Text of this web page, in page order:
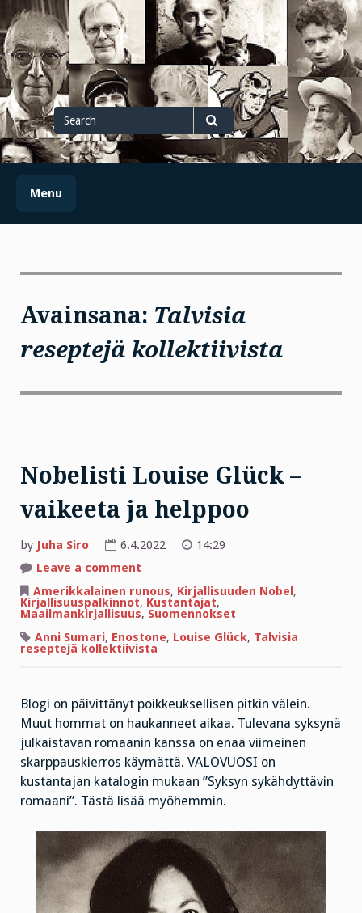
Skip
to
content
Search
for
Search
Menu
Avainsana: Talvisia
reseptejä kollektiivista
Nobelisti Louise Glück –
vaikeeta ja helppoo
by Juha Siro 6.4.2022
14:29
Leave a comment
Louise
Glück
–
vaikeeta
ja
helppoo
Amerikkalainen runous, Kirjallisuuden Nobel ,
Kirjallisuuspalkinnot, Kustantajat,
Maailmankirjallisuus, Suomennokset
Anni Sumari, Enostone, Louise Glück, Talvisia
reseptejä kollektiivista
Blogi on päivittänyt poikkeuksellisen pitkin välein.
Muut hommat on haukanneet aikaa. Tulevana syksynä
julkaistavan romaanin kanssa on enää viimeinen
skarppauskierros käymättä. VALOVUOSI on
kustantajan katalogin mukaan ”Syksyn sykähdyttävin
romaani”. Tästä lisää myöhemmin.